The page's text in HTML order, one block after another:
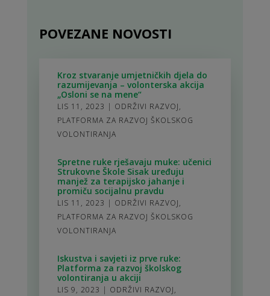
POVEZANE NOVOSTI
Kroz stvaranje umjetničkih djela do
razumijevanja – volonterska akcija
„Osloni se na mene“
LIS 11, 2023 | ODRŽIVI RAZVOJ,
PLATFORMA ZA RAZVOJ ŠKOLSKOG
VOLONTIRANJA
Spretne ruke rješavaju muke: učenici
Strukovne Škole Sisak uređuju
manjež za terapijsko jahanje i
promiču socijalnu pravdu
LIS 11, 2023 | ODRŽIVI RAZVOJ,
PLATFORMA ZA RAZVOJ ŠKOLSKOG
VOLONTIRANJA
Iskustva i savjeti iz prve ruke:
Platforma za razvoj školskog
volontiranja u akciji
LIS 9, 2023 | ODRŽIVI RAZVOJ,